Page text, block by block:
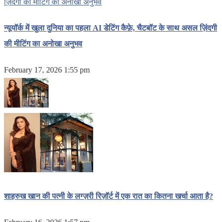
न्यूयॉर्क में खुला दुनिया का पहला AI डेटिंग कैफ़े, चैटबॉट के साथ असल ज़िंदगी
की मीटिंग का अनोखा अनुभव
February 17, 2026 1:55 pm
शाहरुख खान की पत्नी के लग्ज़री रिज़ॉर्ट में एक रात का कितना खर्चा आता है?